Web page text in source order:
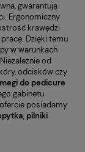
gwarantują
Ergonomiczny
krawędzi
Dzięki temu
w warunkach
od
odcisków czy
do pedicure
gabinetu
posiadamy
, pilniki